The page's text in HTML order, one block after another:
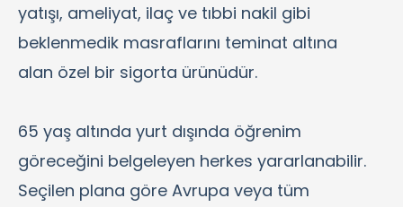
yatışı, ameliyat, ilaç ve tıbbi nakil gibi
beklenmedik masraflarını teminat altına
alan özel bir sigorta ürünüdür.
65 yaş altında yurt dışında öğrenim
göreceğini belgeleyen herkes yararlanabilir.
Seçilen plana göre Avrupa veya tüm